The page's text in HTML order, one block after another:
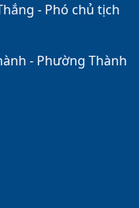
- Phó chủ tịch
- Phường Thành